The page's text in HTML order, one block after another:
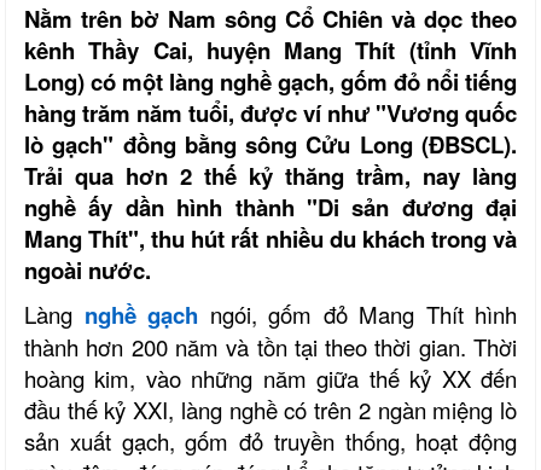
Nằm trên bờ Nam sông Cổ Chiên và dọc theo
kênh Thầy Cai, huyện Mang Thít (tỉnh Vĩnh
Long) có một làng nghề gạch, gốm đỏ nổi tiếng
hàng trăm năm tuổi, được ví như "Vương quốc
lò gạch" đồng bằng sông Cửu Long (ÐBSCL).
Trải qua hơn 2 thế kỷ thăng trầm, nay làng
nghề ấy dần hình thành "Di sản đương đại
Mang Thít", thu hút rất nhiều du khách trong và
ngoài nước.
Làng nghề gạch ngói, gốm đỏ Mang Thít hình
thành hơn 200 năm và tồn tại theo thời gian. Thời
hoàng kim, vào những năm giữa thế kỷ XX đến
đầu thế kỷ XXI, làng nghề có trên 2 ngàn miệng lò
sản xuất gạch, gốm đỏ truyền thống, hoạt động